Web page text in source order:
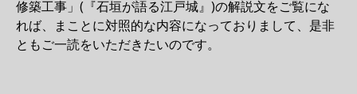
修築工事」(『石垣が語る江戸城』)の解説文をご覧にな
れば、まことに対照的な内容になっておりまして、是非
ともご一読をいただきたいのです。